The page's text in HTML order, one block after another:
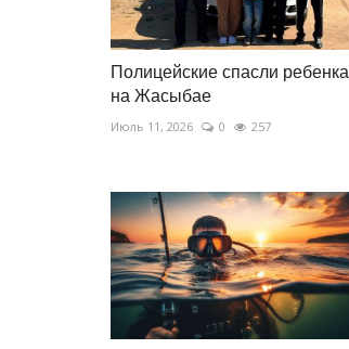
Полицейские спасли ребенка
на Жасыбае
Июль 11, 2026 0 257